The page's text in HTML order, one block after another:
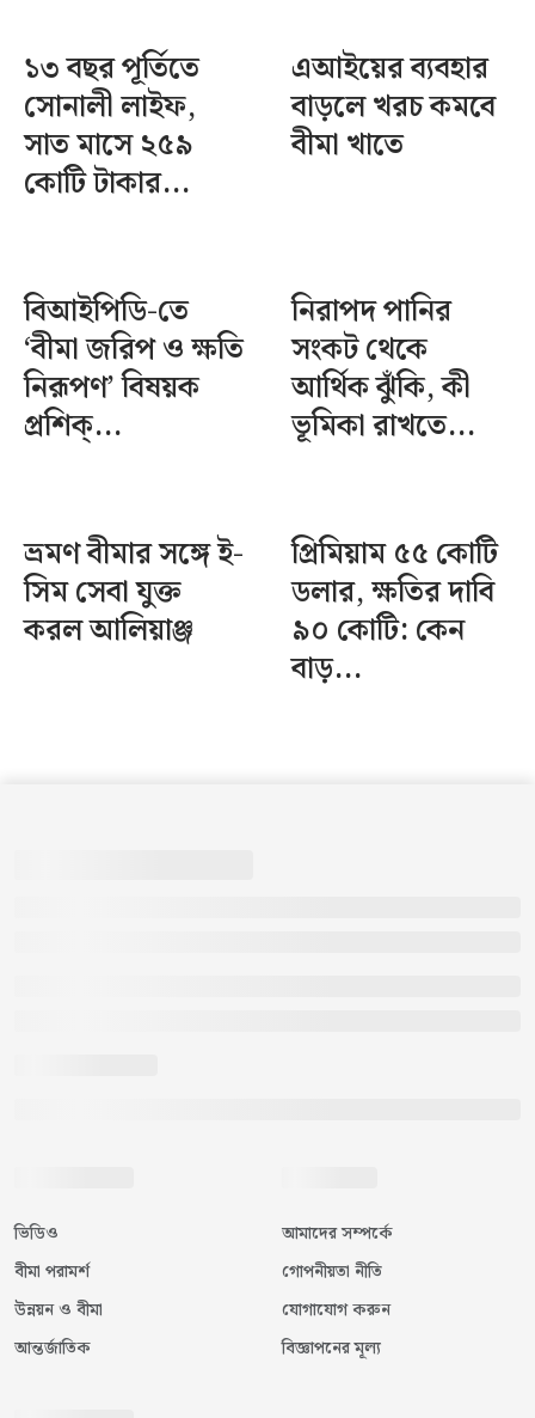
১৩ বছর পূর্তিতে
সোনালী লাইফ,
সাত মাসে ২৫৯
কোটি টাকার...
এআইয়ের ব্যবহার
বাড়লে খরচ কমবে
বীমা খাতে
বিআইপিডি-তে
‘বীমা জরিপ ও ক্ষতি
নিরূপণ’ বিষয়ক
প্রশিক্...
নিরাপদ পানির
সংকট থেকে
আর্থিক ঝুঁকি, কী
ভূমিকা রাখতে...
ভ্রমণ বীমার সঙ্গে ই-
সিম সেবা যুক্ত
করল আলিয়াঞ্জ
প্রিমিয়াম ৫৫ কোটি
ডলার, ক্ষতির দাবি
৯০ কোটি: কেন
বাড়...
ভিডিও
বীমা পরামর্শ
উন্নয়ন ও বীমা
আন্তর্জাতিক
আমাদের সম্পর্কে
গোপনীয়তা নীতি
যোগাযোগ করুন
বিজ্ঞাপনের মূল্য